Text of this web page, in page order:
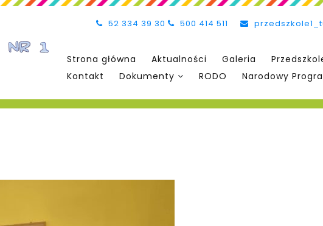
52 334 39 30 500 414 511
Strona główna Aktualności Galeria
Kontakt
Dokumenty RODO Narodowy